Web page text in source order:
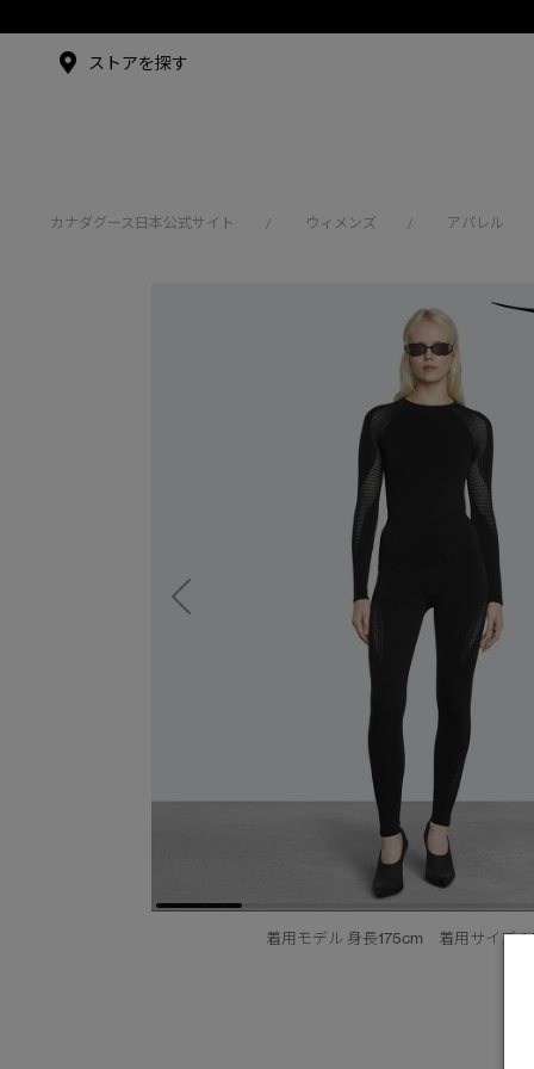
アンバサダー
ストアを探す
カナダグース日本公式サイト / ウィメンズ / アパレル
着用モデル 身長175cm 着用サイズ